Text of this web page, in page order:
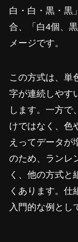
白・白・黒・黒
合、「白4個、
メージです。
この方式は、単
字が連続しやす
します。一方で
けではなく、色
えってデータが
のため、ランレ
く、他の方式と
くあります。仕
入門的な例とし